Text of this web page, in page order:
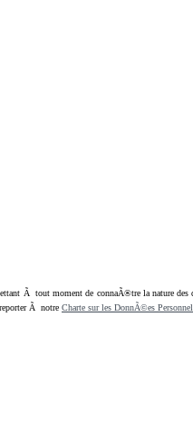
Ã tout moment de connaÃ®tre la nature
Ã notre Charte sur les DonnÃ©es